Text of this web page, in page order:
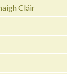
Cláir